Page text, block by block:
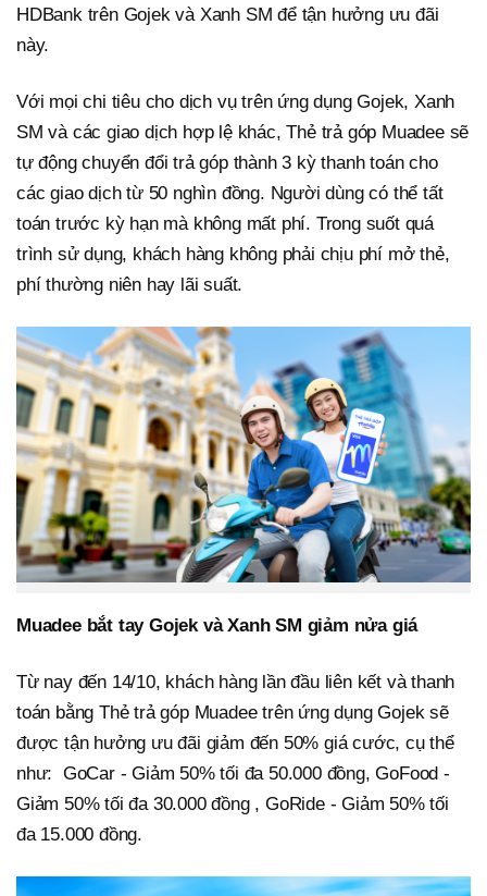
HDBank trên Gojek và Xanh SM để tận hưởng ưu đãi
này.
Với mọi chi tiêu cho dịch vụ trên ứng dụng Gojek, Xanh
SM và các giao dịch hợp lệ khác, Thẻ trả góp Muadee sẽ
tự động chuyển đổi trả góp thành 3 kỳ thanh toán cho
các giao dịch từ 50 nghìn đồng. Người dùng có thể tất
toán trước kỳ hạn mà không mất phí. Trong suốt quá
trình sử dụng, khách hàng không phải chịu phí mở thẻ,
phí thường niên hay lãi suất.
Muadee bắt tay Gojek và Xanh SM giảm nửa giá
Từ nay đến 14/10, khách hàng lần đầu liên kết và thanh
toán bằng Thẻ trả góp Muadee trên ứng dụng Gojek sẽ
được tận hưởng ưu đãi giảm đến 50% giá cước, cụ thể
như: GoCar - Giảm 50% tối đa 50.000 đồng, GoFood -
Giảm 50% tối đa 30.000 đồng , GoRide - Giảm 50% tối
đa 15.000 đồng.